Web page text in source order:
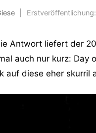
Erstveröffentlichung:
Antwort liefert der
auch nur kurz: Day
auf diese eher skurril